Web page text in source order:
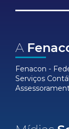
A
Fenacon -
Serviços